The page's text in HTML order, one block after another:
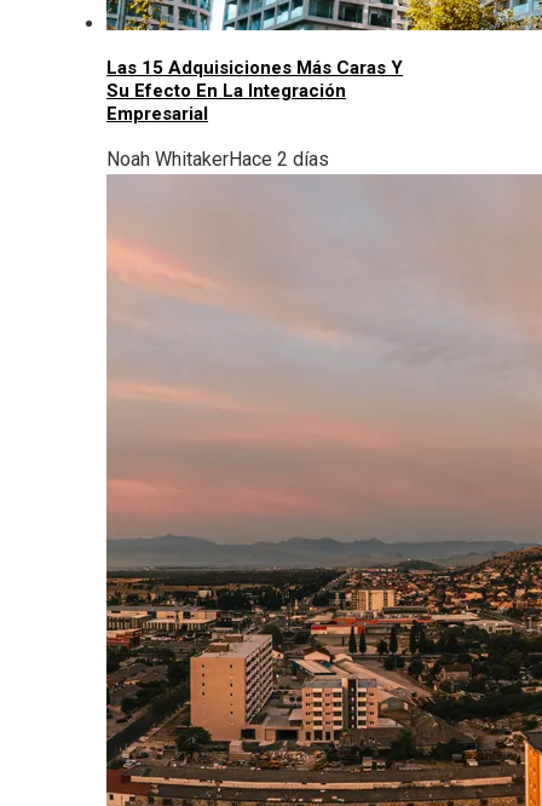
Las 15 Adquisiciones Más Caras Y
Su Efecto En La Integración
Empresarial
Noah WhitakerHace 2 días